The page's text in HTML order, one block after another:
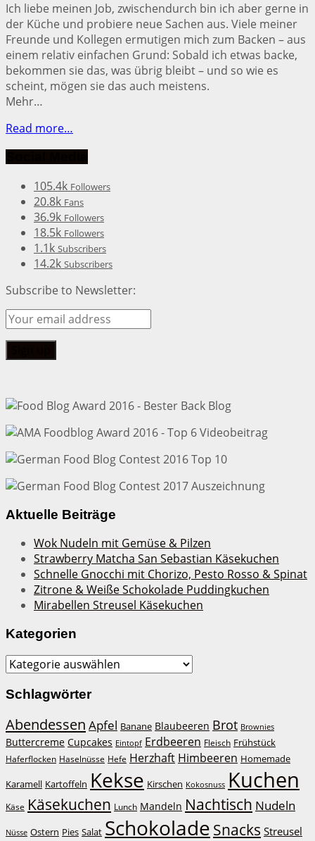
Ich liebe meinen Job, zwischendurch bin ich aber gerne in
der Küche und probiere neue Sachen aus. Viele meiner
Freunde und Kollegen ermutigen mich zum Backen – aus
einem relativ einfachen Grund: Sobald ich etwas backe,
bekommen sie das, was übrig bleibt – und so wie es
scheint, mögen sie das auch meistens.
Mehr…
Read more…
105.4k Followers
20.8k Fans
36.9k Followers
18.5k Followers
1.1k Subscribers
14.2k Subscribers
Subscribe to Newsletter:
Aktuelle Beiträge
Wok Nudeln mit Gemüse & Pilzen
Strawberry Matcha San Sebastian Käsekuchen
Schnelle Gnocchi mit Chorizo, Pesto Rosso & Spinat
Zitrone & Weiße Schokolade Puddingkuchen
Mirabellen Streusel Käsekuchen
Kategorien
Kategorien
Schlagwörter
Abendessen Apfel Banane Blaubeeren Brot Brownies
Buttercreme Cupcakes Eintopf Erdbeeren Fleisch Frühstück
Haferflocken Haselnüsse Hefe Herzhaft Himbeeren Homemade
Karamell Kartoffeln Kekse Kirschen Kokosnuss Kuchen
Käse Käsekuchen Lunch Mandeln Nachtisch Nudeln
Nüsse Ostern Pies Salat Schokolade Snacks Streusel